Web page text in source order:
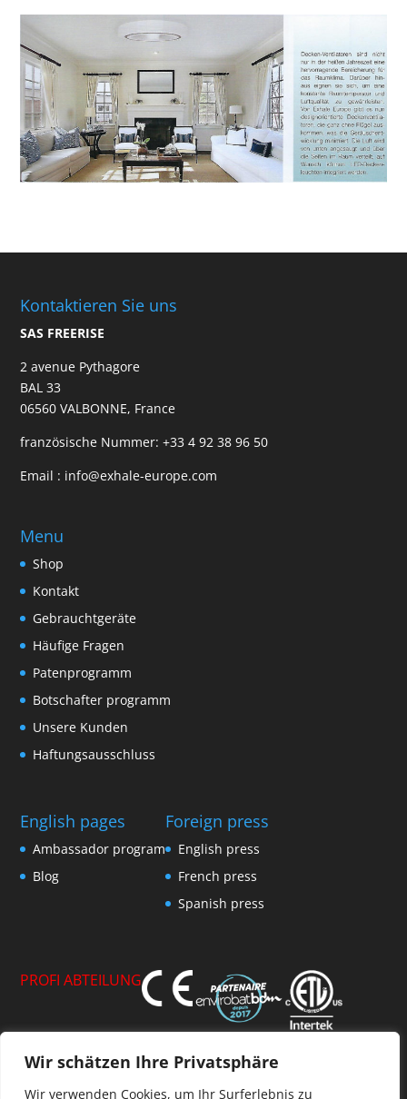
Wir schätzen Ihre Privatsphäre
Wir verwenden Cookies, um Ihr Surferlebnis zu
Kontaktieren Sie uns
SAS FREERISE
2 avenue Pythagore
BAL 33
06560 VALBONNE, France
französische Nummer:+33 4 92 38 96 50
Email : info@exhale-europe.com
Menu
Shop
Kontakt
Gebrauchtgeräte
Häufige Fragen
Patenprogramm
Botschafter programm
Unsere Kunden
Haftungsausschluss
English pages
Ambassador program
Blog
Foreign press
English press
French press
Spanish press
PROFI ABTEILUNG